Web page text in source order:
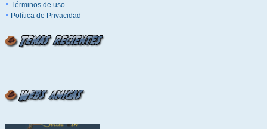
Términos de uso
Política de Privacidad